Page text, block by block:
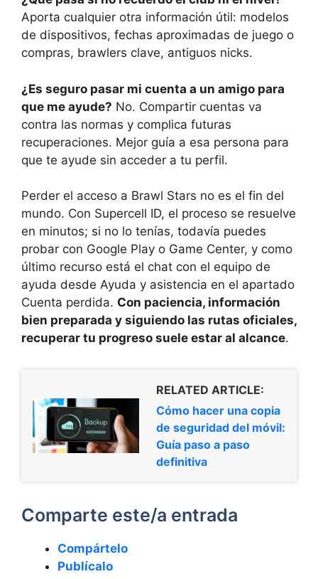
Aporta cualquier otra información útil: modelos
de dispositivos, fechas aproximadas de juego o
compras, brawlers clave, antiguos nicks.
¿Es seguro pasar mi cuenta a un amigo para
que me ayude? No. Compartir cuentas va
contra las normas y complica futuras
recuperaciones. Mejor guía a esa persona para
que te ayude sin acceder a tu perfil.
Perder el acceso a Brawl Stars no es el fin del
mundo. Con Supercell ID, el proceso se resuelve
en minutos; si no lo tenías, todavía puedes
probar con Google Play o Game Center, y como
último recurso está el chat con el equipo de
ayuda desde Ayuda y asistencia en el apartado
Cuenta perdida. Con paciencia, información
bien preparada y siguiendo las rutas oficiales,
recuperar tu progreso suele estar al alcance.
RELATED ARTICLE:
Cómo hacer una copia
de seguridad del móvil:
Guía paso a paso
definitiva
Comparte este/a entrada
Compártelo
Publícalo